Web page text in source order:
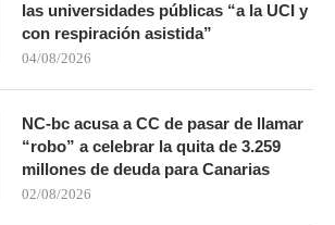
las universidades públicas “a la UCI y
con respiración asistida”
04/08/2026
NC-bc acusa a CC de pasar de llamar
“robo” a celebrar la quita de 3.259
millones de deuda para Canarias
02/08/2026